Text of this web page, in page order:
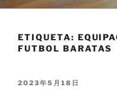
ETIQUETA:
FUTBOL BARATAS
PUBLICADO
2023年5月18日